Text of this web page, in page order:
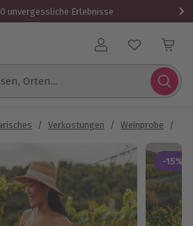
unvergessliche Erlebnisse
Benutzerkonto
Orten...
/ Verkostungen / Weinprobe /
-15%